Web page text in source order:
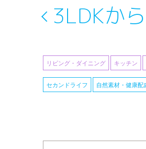
3LDKか
セカンドライフ 自然素材・健康配
リビング・ダイニング キッチン